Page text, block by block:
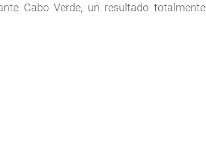
Cabo Verde, un resultado totalmente